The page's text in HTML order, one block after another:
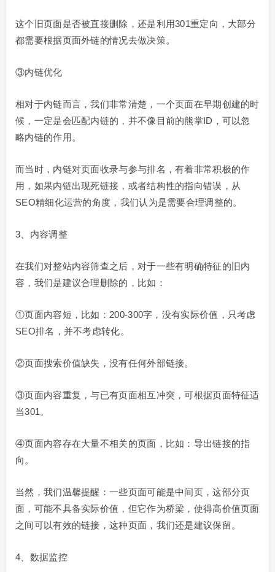
这个旧页面是否被直接删除，还是利用301重定向，大部分
都需要根据页面外链的情况去做决策。
③内链优化
相对于内链而言，我们非常清楚，一个页面在早期创建的时
候，一定是会匹配内链的，并不像目前的熊掌ID，可以忽
略内链的作用。
而当时，内链对页面收录与参与排名，有着非常积极的作
用，如果内链出现死链接，或者结构性的指向错误，从
SEO精细化运营的角度，我们认为是需要合理调整的。
3、内容调整
在我们对整站内容筛查之后，对于一些有明确特征的旧内
容，我们是建议合理删除的，比如：
①页面内容短，比如：200-300字，没有实际价值，只考虑
SEO排名，并不考虑转化。
②页面搜索价值缺失，没有任何外部链接。
③页面内容重复，与已有页面相互冲突，可根据页面特征适
当301。
④页面内容存在大量不相关的页面，比如：导出链接的指
向。
当然，我们温馨提醒：一些页面可能是中间页，这部分页
面，可能不具备实际价值，但它作为桥梁，使得高价值页面
之间可以有效的链接，这种页面，我们还是建议保留。
4、数据监控